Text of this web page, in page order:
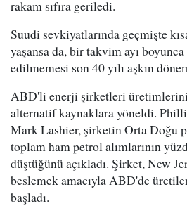
rakam sıfıra geriledi.
Suudi sevkiyatlarında geçmişte
yaşansa da, bir takvim ayı
edilmemesi son 40 yılı aşkın
ABD'li enerji şirketleri
alternatif kaynaklara yöneldi.
Mark Lashier, şirketin Orta Doğu
toplam ham petrol alımlarının
düştüğünü açıkladı. Şirket, New
beslemek amacıyla ABD'de
başladı.